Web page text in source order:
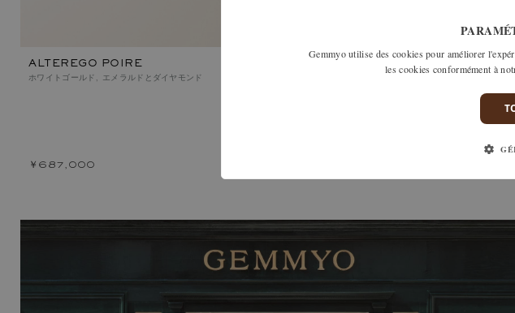
ALTEREGO POIRE
ホワイトゴールド, エメラルドとダイヤモンド
￥687,000
Gemmyo utilise des cookies pour améliorer
les cookies conformément à